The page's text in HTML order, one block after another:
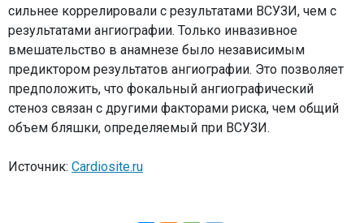
сильнее коррелировали с результатами ВСУЗИ, чем с
результатами ангиографии. Только инвазивное
вмешательство в анамнезе было независимым
предиктором результатов ангиографии. Это позволяет
предположить, что фокальный ангиографический
стеноз связан с другими факторами риска, чем общий
объем бляшки, определяемый при ВСУЗИ.
Источник: Cardiosite.ru